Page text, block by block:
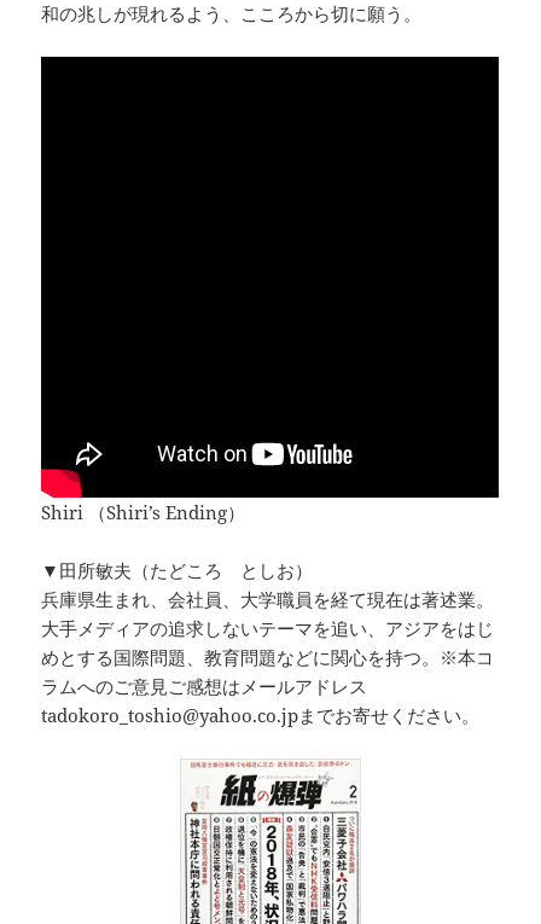
和の兆しが現れるよう、こころから切に願う。
Shiri （Shiri’s Ending）
▼田所敏夫（たどころ としお）
兵庫県生まれ、会社員、大学職員を経て現在は著述業。
大手メディアの追求しないテーマを追い、アジアをはじ
めとする国際問題、教育問題などに関心を持つ。※本コ
ラムへのご意見ご感想はメールアドレス
tadokoro_toshio@yahoo.co.jpまでお寄せください。